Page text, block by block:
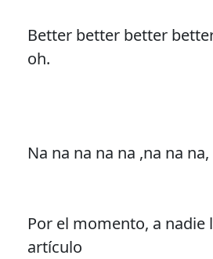
Better better better
oh.
Na na na na na ,na na
Por el momento, a nadie
artículo